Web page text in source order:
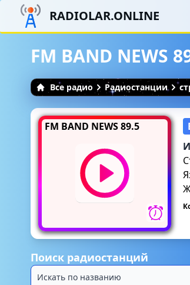
RADIOLAR.ONLINE
FM BAND NEWS
Все радио Радиостанции
FM BAND NEWS 89.5
Поиск радиостанций